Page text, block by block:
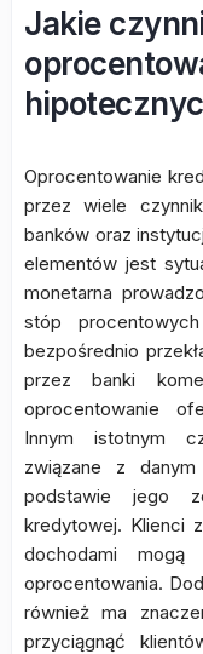
Jakie
Oprocentowanie
przez wiele
banków oraz
elementów jest
monetarna
stóp
bezpośrednio
przez banki
oprocentowanie
Innym istotnym
związane z
podstawie jego
kredytowej. Klienci
dochodami mogą
oprocentowania.
również ma
przyciągnąć